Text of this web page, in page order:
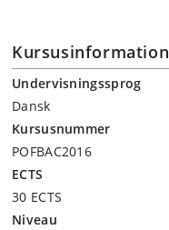
Kursusinformation
Undervisningssprog
Dansk
Kursusnummer
POFBAC2016
ECTS
30 ECTS
Niveau